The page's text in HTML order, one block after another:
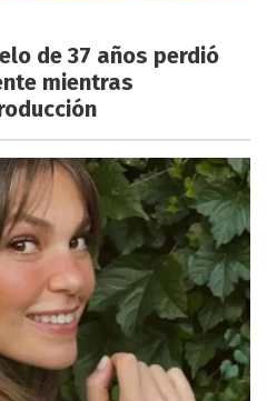
de 37 años perdió
mientras